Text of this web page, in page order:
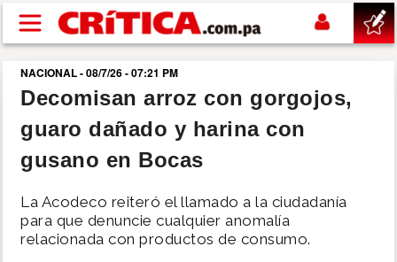
Pasar al contenido principal
buscar
SUCESOS
POLÍTICA
NACIONAL - 08/7/26 - 07:21 PM
Decomisan arroz con gorgojos,
guaro dañado y harina con
gusano en Bocas
La Acodeco reiteró el llamado a la ciudadanía
para que denuncie cualquier anomalía
relacionada con productos de consumo.